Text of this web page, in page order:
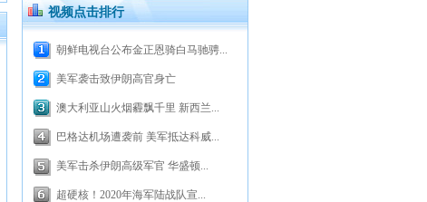
视频点击排行
朝鲜电视台公布金正恩骑白马驰骋...
美军袭击致伊朗高官身亡
澳大利亚山火烟霾飘千里 新西兰...
巴格达机场遭袭前 美军抵达科威...
美军击杀伊朗高级军官 华盛顿...
超硬核！2020年海军陆战队宣...